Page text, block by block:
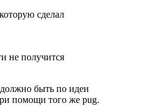
сделал
не получится
быть по идеи
помощи того же pug.